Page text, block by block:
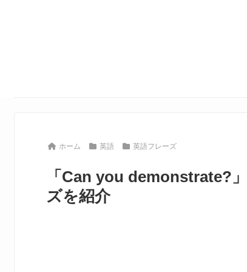
ホーム 英語 英語フレーズ
「Can you demonstrate?
ズを紹介